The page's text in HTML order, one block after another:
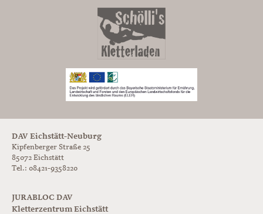
DAV Eichstätt-Neuburg
Kipfenberger Straße 25
85072 Eichstätt
Tel.: 08421-9358220
JURABLOC DAV
Kletterzentrum Eichstätt